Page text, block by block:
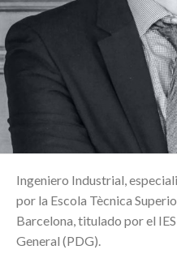
Ingeniero Industrial,
por la Escola Tècnica
Barcelona, titulado por el
General (PDG).